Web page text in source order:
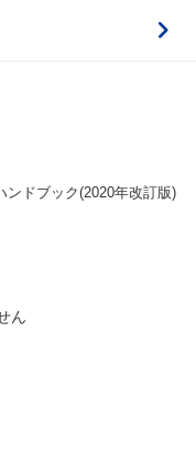
ンドブック(2020年改訂版)
ん